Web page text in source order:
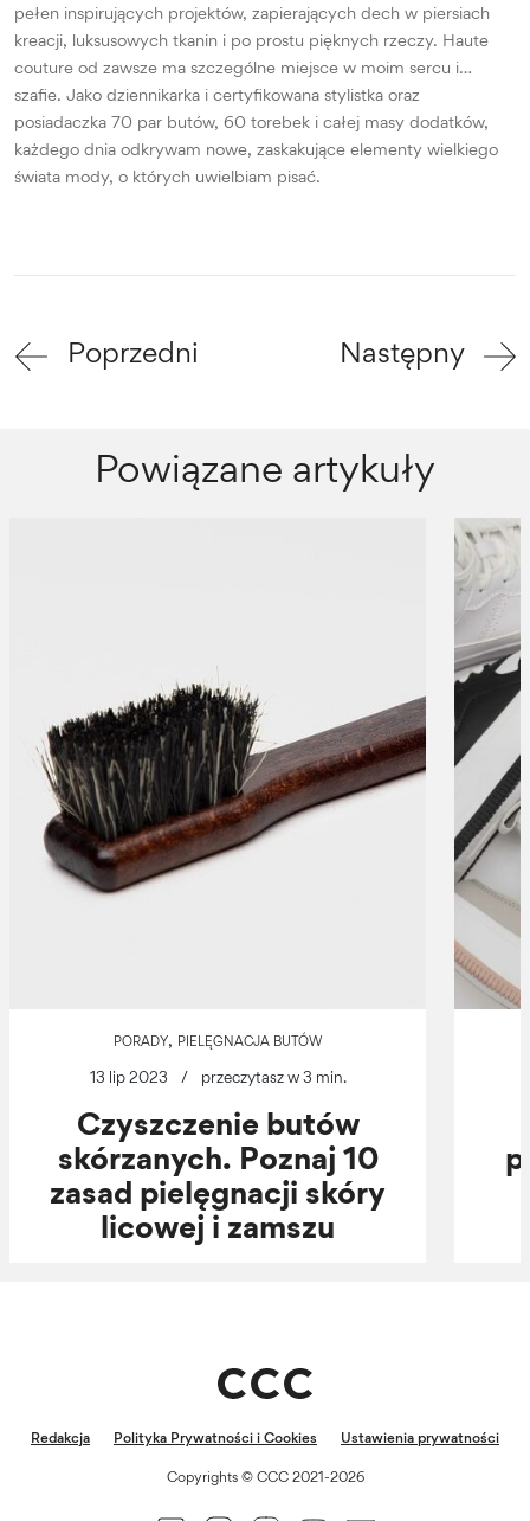
pełen inspirujących projektów, zapierających dech w piersiach
kreacji, luksusowych tkanin i po prostu pięknych rzeczy. Haute
couture od zawsze ma szczególne miejsce w moim sercu i…
szafie. Jako dziennikarka i certyfikowana stylistka oraz
posiadaczka 70 par butów, 60 torebek i całej masy dodatków,
każdego dnia odkrywam nowe, zaskakujące elementy wielkiego
świata mody, o których uwielbiam pisać.
Poprzedni Następny
Powiązane artykuły
PORADY, PIELĘGNACJA BUTÓW
13 lip 2023 / przeczytasz w 3 min.
Czyszczenie butów
skórzanych. Poznaj 10
zasad pielęgnacji skóry
licowej i zamszu
Redakcja Polityka Prywatności i Cookies Ustawienia prywatności
Copyrights © CCC 2021-2026